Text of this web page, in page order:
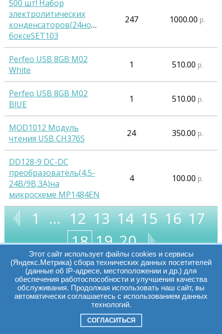
500 шт! Набор
электролитических
конденсаторов(24номинала)в
боксеSET103
247 1000.00 р.
Perfeo USB 8GB M02
White
1 510.00 р.
Perfeo USB 8GB M02
BlUE
1 510.00 р.
MOD1012 Модуль
чтения USB CH376S
24 350.00 р.
DD128-9 DC-DC
преобразователь(4,5-
24В/9В,3А)на
микросхеме MP1484EN
4 100.00 р.
1 … 12 13 14 15 16 17
18 19 20
Часы работы:
Суб. Воскр. вых.
Томск, пр. Ленина г,
д. 159
Этот сайт использует файлы cookies и сервисы
(Яндекс.Метрика) сбора технических данных посетителей
(данные об IP-адресе, местоположении и др.) для
обеспечения работоспособности и улучшения качества
обслуживания. Продолжая использовать наш сайт, вы
автоматически соглашаетесь с использованием данных
технологий.
СОГЛАСИТЬСЯ